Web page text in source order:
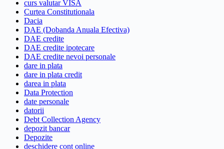
curs valutar VISA
Curtea Constitutionala
Dacia
DAE (Dobanda Anuala Efectiva)
DAE credite
DAE credite ipotecare
DAE credite nevoi personale
dare in plata
dare in plata credit
darea in plata
Data Protection
date personale
datorii
Debt Collection Agency
depozit bancar
Depozite
deschidere cont online